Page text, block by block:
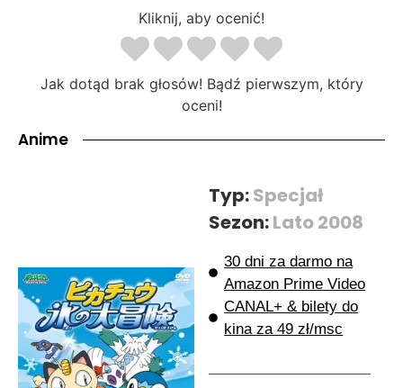
Kliknij, aby ocenić!
Jak dotąd brak głosów! Bądź pierwszym, który
oceni!
Anime
Typ:Specjał
Sezon:Lato 2008
30 dni za darmo na
Amazon Prime Video
CANAL+ & bilety do
kina za 49 zł/msc